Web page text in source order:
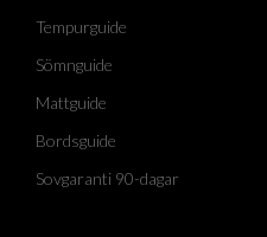
Tempurguide
Sömnguide
Mattguide
Bordsguide
Sovgaranti 90-dagar